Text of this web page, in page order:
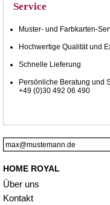
Service
Muster- und Farbkarten-
Hochwertige Qualität und
Schnelle Lieferung
Persönliche Beratung und
+49 (0)30 492 06 490
HOME ROYAL
Über uns
Kontakt